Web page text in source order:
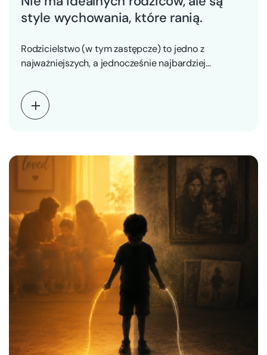
style wychowania, które ranią.
Rodzicielstwo (w tym zastępcze) to jedno z
najważniejszych, a jednocześnie najbardziej